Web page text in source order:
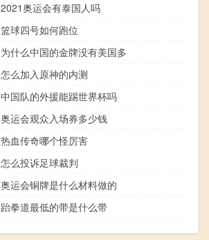
2021奥运会有泰国人吗
篮球四号如何跑位
为什么中国的金牌没有美国多
怎么加入原神的内测
中国队的外援能踢世界杯吗
奥运会观众入场券多少钱
热血传奇哪个怪厉害
怎么投诉足球裁判
奥运会铜牌是什么材料做的
跆拳道最低的带是什么带